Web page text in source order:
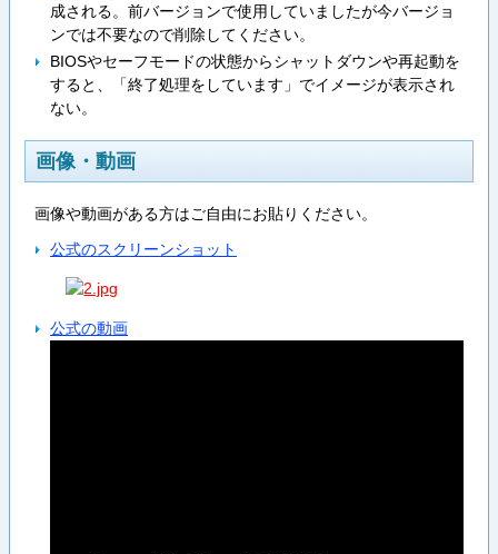
成される。前バージョンで使用していましたが今バージョ
ンでは不要なので削除してください。
BIOSやセーフモードの状態からシャットダウンや再起動を
すると、「終了処理をしています」でイメージが表示され
ない。
画像・動画
画像や動画がある方はご自由にお貼りください。
公式のスクリーンショット
公式の動画